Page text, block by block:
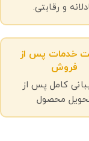
و رقابتی.
خدمات پس از
فروش
کامل پس از
محصول